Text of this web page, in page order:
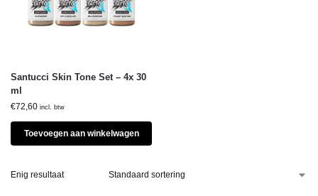
Santucci Skin Tone Set – 4x 30
ml
€72,60 incl. btw
Toevoegen aan winkelwagen
Enig resultaat